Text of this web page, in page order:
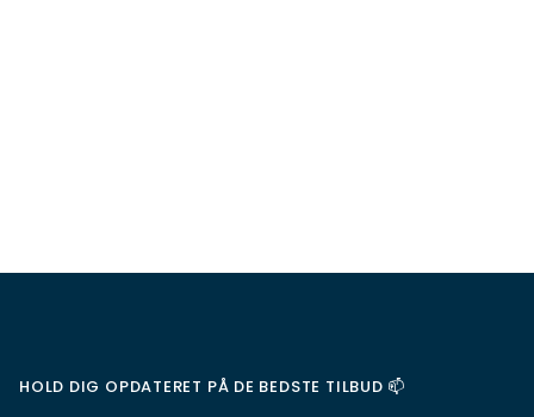
HOLD DIG OPDATERET PÅ DE BEDSTE TILBUD 📫